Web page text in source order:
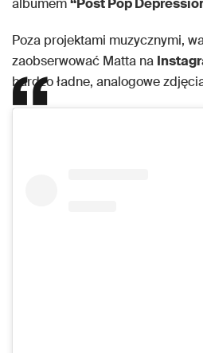
albumem“Post Pop
Poza projektami muzycznymi,
zaobserwować Matta na
bardzo ładne, analogowe